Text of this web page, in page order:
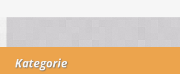
Kategorie